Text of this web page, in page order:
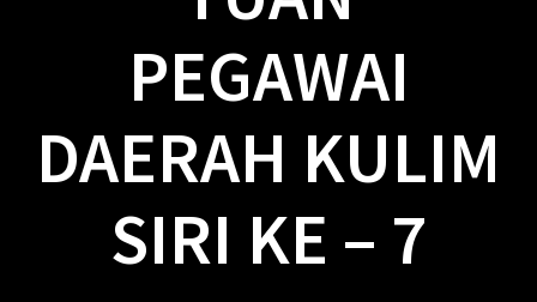
PEGAWAI
DAERAH KULIM
SIRI KE – 7